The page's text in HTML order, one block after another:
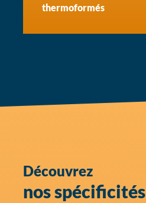
thermoformés
Découvrez
nos spécificités